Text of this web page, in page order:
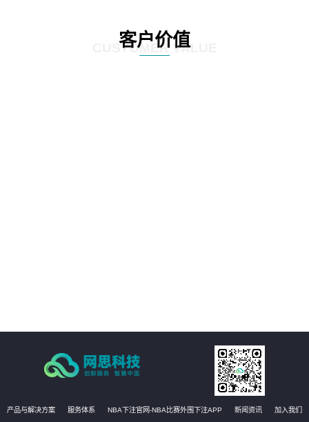
客户价值
CUSTOMER VALUE
产品与解决方案 服务体系 NBA下注官网-NBA比赛外围下注APP 新闻资讯 加入我们